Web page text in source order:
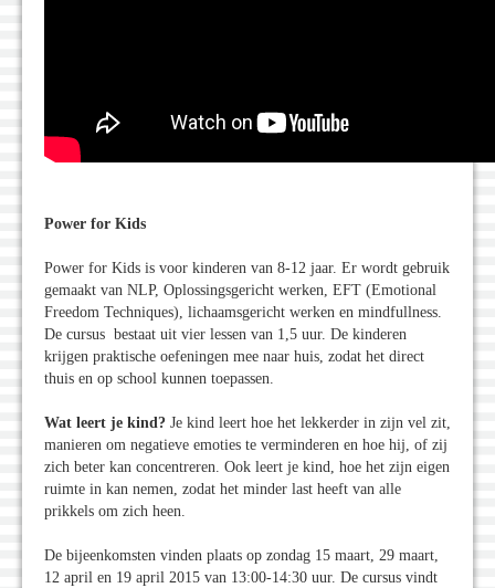
Power for Kids
Power for Kids is voor kinderen van 8-12 jaar. Er wordt gebruik
gemaakt van NLP, Oplossingsgericht werken, EFT (Emotional
Freedom Techniques), lichaamsgericht werken en mindfullness.
De cursus bestaat uit vier lessen van 1,5 uur. De kinderen
krijgen praktische oefeningen mee naar huis, zodat het direct
thuis en op school kunnen toepassen.
Wat leert je kind? Je kind leert hoe het lekkerder in zijn vel zit,
manieren om negatieve emoties te verminderen en hoe hij, of zij
zich beter kan concentreren. Ook leert je kind, hoe het zijn eigen
ruimte in kan nemen, zodat het minder last heeft van alle
prikkels om zich heen.
De bijeenkomsten vinden plaats op zondag 15 maart, 29 maart,
12 april en 19 april 2015 van 13:00-14:30 uur. De cursus vindt